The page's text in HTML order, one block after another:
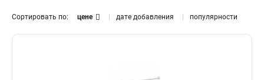
Сортировать по: цене дате добавления популярности